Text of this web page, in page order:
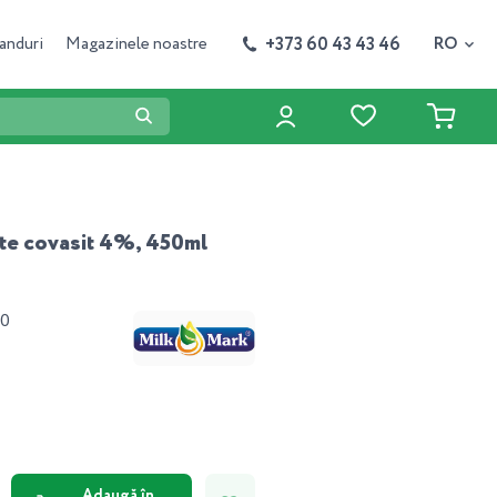
Magazinele noastre +373 60 43 43 46 RO
covasit 4%, 450ml